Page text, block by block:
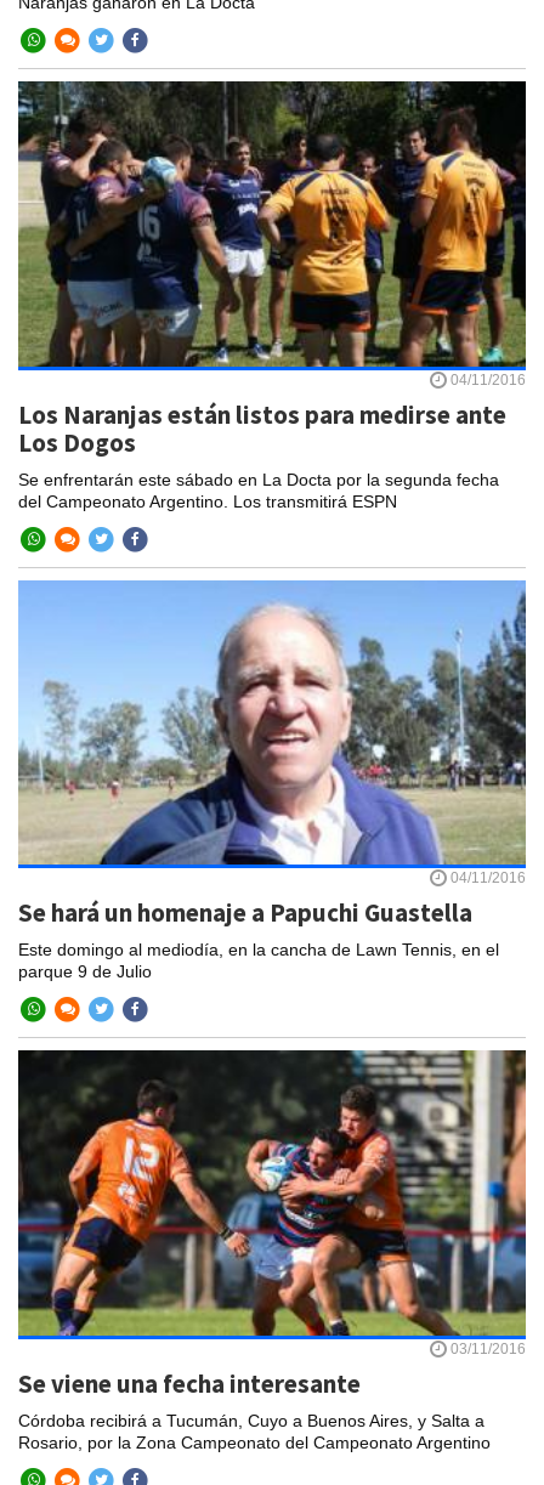
04/11/2016
Los Naranjas están listos para medirse ante
Los Dogos
Se enfrentarán este sábado en La Docta por la segunda fecha
del Campeonato Argentino. Los transmitirá ESPN
04/11/2016
Se hará un homenaje a Papuchi Guastella
Este domingo al mediodía, en la cancha de Lawn Tennis, en el
parque 9 de Julio
03/11/2016
Se viene una fecha interesante
Córdoba recibirá a Tucumán, Cuyo a Buenos Aires, y Salta a
Rosario, por la Zona Campeonato del Campeonato Argentino